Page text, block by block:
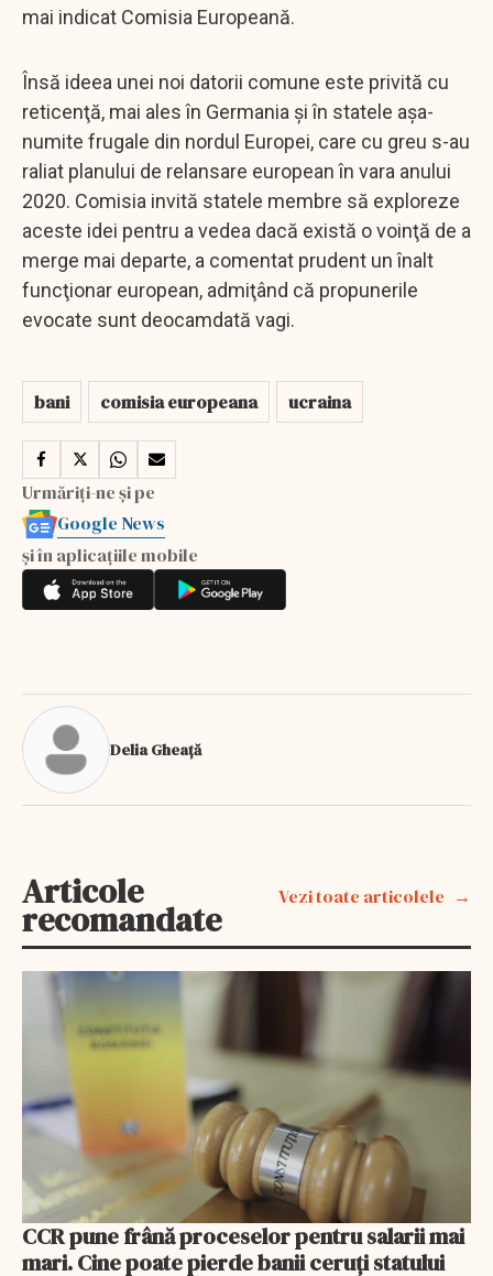
mai indicat Comisia Europeană.
Însă ideea unei noi datorii comune este privită cu
reticenţă, mai ales în Germania şi în statele aşa-
numite frugale din nordul Europei, care cu greu s-au
raliat planului de relansare european în vara anului
2020. Comisia invită statele membre să exploreze
aceste idei pentru a vedea dacă există o voinţă de a
merge mai departe, a comentat prudent un înalt
funcţionar european, admiţând că propunerile
evocate sunt deocamdată vagi.
bani comisia europeana ucraina
Urmăriți-ne și pe
Google News
și în aplicațiile mobile
Delia Gheață
Articole
recomandate
Vezi toate articolele
CCR pune frână proceselor pentru salarii mai
mari. Cine poate pierde banii ceruți statului